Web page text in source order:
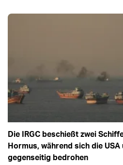
Die IRGC beschießt zwei
Hormus, während sich die
gegenseitig bedrohen